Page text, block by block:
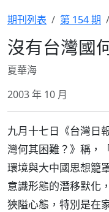
期刊列表 第 154 期
沒有台灣國
夏華海
2003 年 10 月
九月十七日《台灣日
灣何其困難？》稱，
環境與大中國思想籠
意識形態的潛移默化
狹隘心態，特別是在